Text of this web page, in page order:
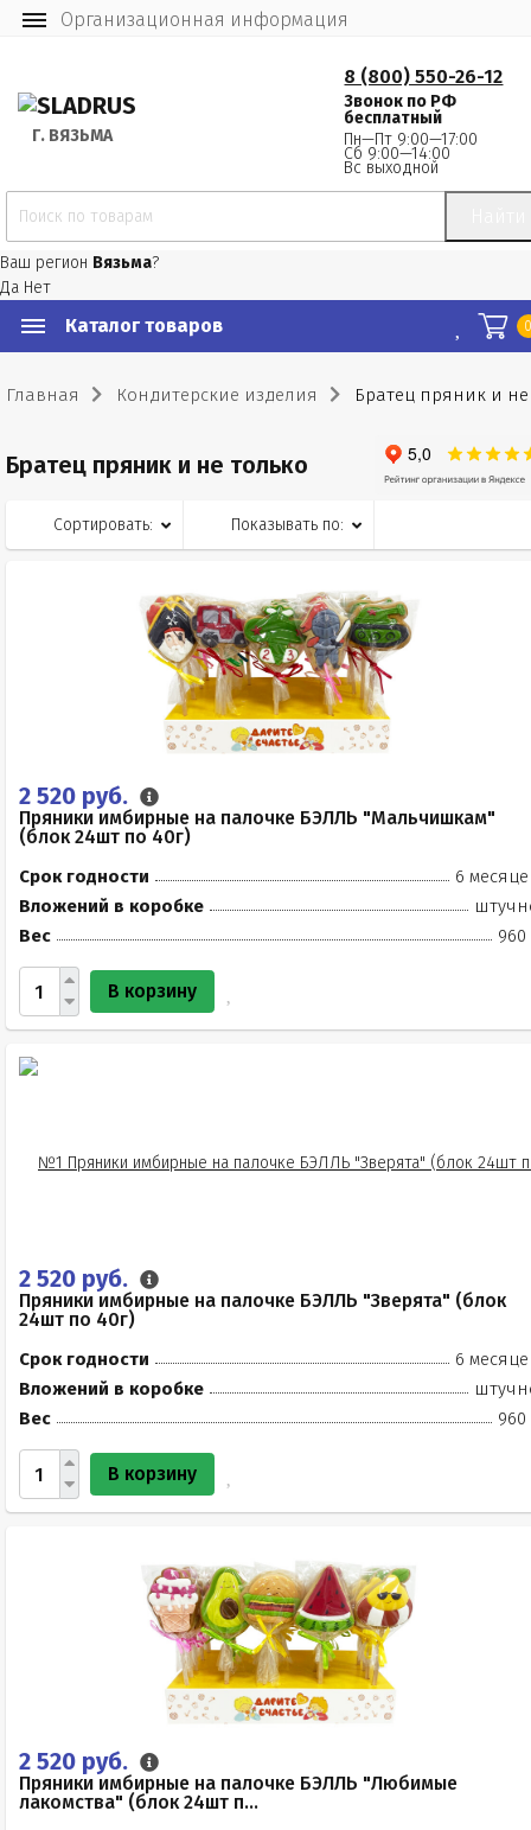
Организационная информация
Г. ВЯЗЬМА
8 (800) 550-26-12
Звонок по РФ
бесплатный
Пн—Пт 9:00—17:00
Сб 9:00—14:00
Вс выходной
Ваш регион Вязьма?
Да Нет
Каталог товаров
Главная Кондитерские изделия Братец пряник и не
Братец пряник и не только
Сортировать: Показывать по:
2 520 руб.
Пряники имбирные на палочке БЭЛЛЬ "Мальчишкам"
(блок 24шт по 40г)
Срок годности
6
Вложений в коробке
Вес
960
В корзину
2 520 руб.
Пряники имбирные на палочке БЭЛЛЬ "Зверята" (блок
24шт по 40г)
Срок годности
6
Вложений в коробке
Вес
960
В корзину
2 520 руб.
Пряники имбирные на палочке БЭЛЛЬ "Любимые
лакомства" (блок 24шт п...